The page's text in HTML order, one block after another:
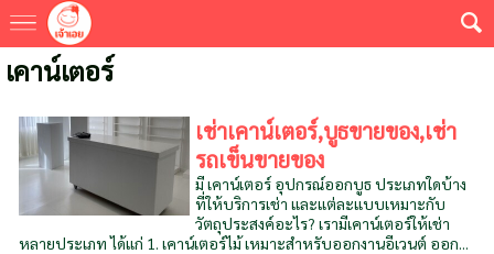
เคาน์เตอร์
เช่าเคาน์เตอร์,บูธขายของ,เช่า
รถเข็นขายของ
มี เคาน์เตอร์ อุปกรณ์ออกบูธ ประเภทใดบ้าง
ที่ให้บริการเช่า และแต่ละแบบเหมาะกับ
วัตถุประสงค์อะไร? เรามีเคาน์เตอร์ให้เช่า
หลายประเภท ได้แก่ 1. เคาน์เตอร์ไม้ เหมาะสำหรับออกงานอีเวนต์ ออก...